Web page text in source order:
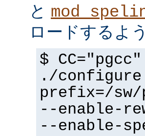
と
ロードするよ
$
./
prefix=/sw/
--enable-
--enable-